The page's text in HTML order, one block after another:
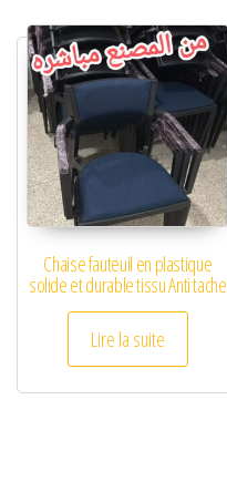
Chaise fauteuil en plastique
solide et durable tissu Anti tache
Lire la suite